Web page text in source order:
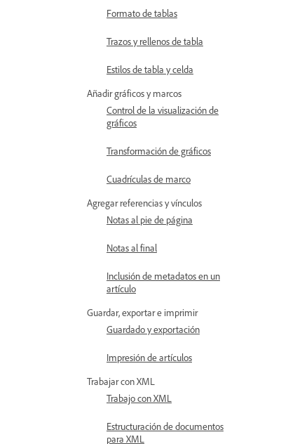
Formato de tablas
Trazos y rellenos de tabla
Estilos de tabla y celda
Añadir gráficos y marcos
Control de la visualización de
gráficos
Transformación de gráficos
Cuadrículas de marco
Agregar referencias y vínculos
Notas al pie de página
Notas al final
Inclusión de metadatos en un
artículo
Guardar, exportar e imprimir
Guardado y exportación
Impresión de artículos
Trabajar con XML
Trabajo con XML
Estructuración de documentos
para XML